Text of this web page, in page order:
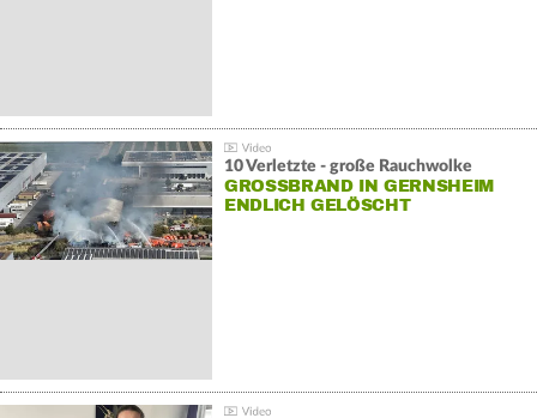
10 Verletzte - große Rauchwolke
GROSSBRAND IN GERNSHEIM E
NDLICH GELÖSCHT